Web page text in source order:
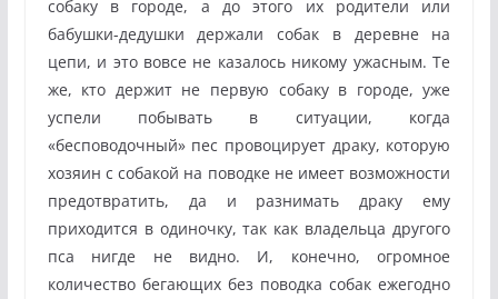
собаку в городе, а до этого их родители или
бабушки-дедушки держали собак в деревне на
цепи, и это вовсе не казалось никому ужасным. Те
же, кто держит не первую собаку в городе, уже
успели побывать в ситуации, когда
«бесповодочный» пес провоцирует драку, которую
хозяин с собакой на поводке не имеет возможности
предотвратить, да и разнимать драку ему
приходится в одиночку, так как владельца другого
пса нигде не видно. И, конечно, огромное
количество бегающих без поводка собак ежегодно